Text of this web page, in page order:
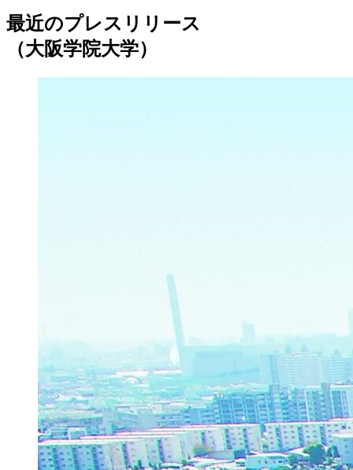
最近のプレスリリース
（大阪学院大学）